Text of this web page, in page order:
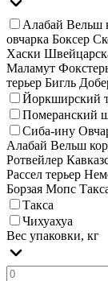
Алабай Вельш
овчарка Боксер
Хаски
Маламут
терьер Бигль
Йоркширский
Померанский
Сиба-ину
Алабай Вельш
Ротвейлер
Рассел терьер
Борзая Мопс
Такса
Чихуахуа
Вес упаковки, кг